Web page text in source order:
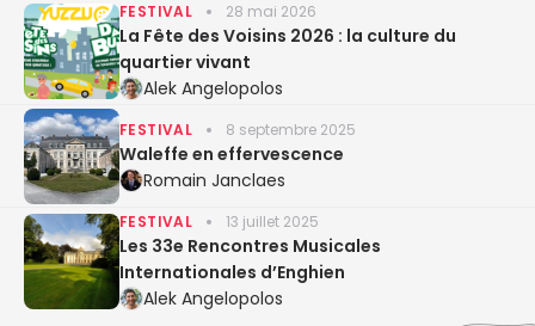
FESTIVAL 28 mai 2026
La Fête des Voisins 2026 : la culture du
quartier vivant
Alek Angelopolos
FESTIVAL 8 septembre 2025
Waleffe en effervescence
Romain Janclaes
FESTIVAL 13 juillet 2025
Les 33e Rencontres Musicales
Internationales d’Enghien
Alek Angelopolos